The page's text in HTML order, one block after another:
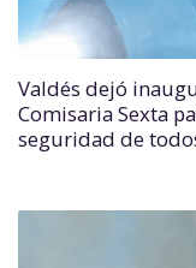
Valdés dejó
Comisaria Sexta
seguridad de